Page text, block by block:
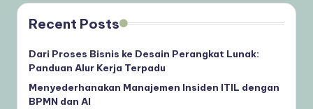
Recent Posts
Dari Proses Bisnis ke Desain Perangkat Lunak:
Panduan Alur Kerja Terpadu
Menyederhanakan Manajemen Insiden ITIL dengan
BPMN dan AI